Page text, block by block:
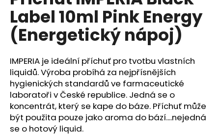
0,0
5
hvězdiček.
Label 10ml Pink Energy
(Energetický nápoj)
IMPERIA je ideální příchuť pro tvotbu vlastních
liquidů. Výroba probíhá za nejpřísnějších
hygienických standardů ve farmaceutické
laboratoři v České republice. Jedná se o
koncentrát, který se kape do báze. Příchuť může
být použita pouze jako aroma do bází....nejedná
se o hotový liquid.
a
j
í
?
HLEDAT